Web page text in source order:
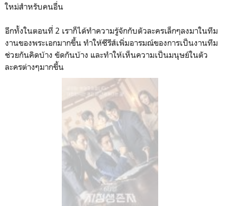
ใหม่สำหรับคนอื่น
อีกทั้งในตอนที่ 2 เราก็ได้ทำความรู้จักกับตัวละครเล็กๆลงมาในทีม
งานของพระเอกมากขึ้น ทำให้ซีรีส์เพิ่มอารมณ์ของการเป็นงานทีม
ช่วยกันคิดบ้าง ขัดกันบ้าง และทำให้เห็นความเป็นมนุษย์ในตัว
ละครต่างๆมากขึ้น